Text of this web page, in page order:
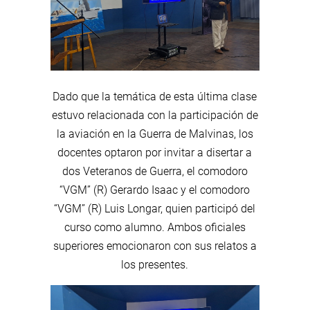
Dado que la temática de esta última clase
estuvo relacionada con la participación de
la aviación en la Guerra de Malvinas, los
docentes optaron por invitar a disertar a
dos Veteranos de Guerra, el comodoro
“VGM” (R) Gerardo Isaac y el comodoro
“VGM” (R) Luis Longar, quien participó del
curso como alumno. Ambos oficiales
superiores emocionaron con sus relatos a
los presentes.